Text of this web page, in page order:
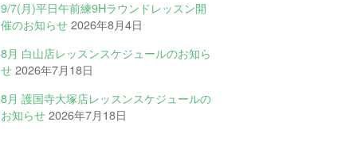
9/7(月)平日午前練9Hラウンドレッスン開
催のお知らせ2026年8月4日
8月 白山店レッスンスケジュールのお知ら
せ2026年7月18日
8月 護国寺大塚店レッスンスケジュールの
お知らせ2026年7月18日